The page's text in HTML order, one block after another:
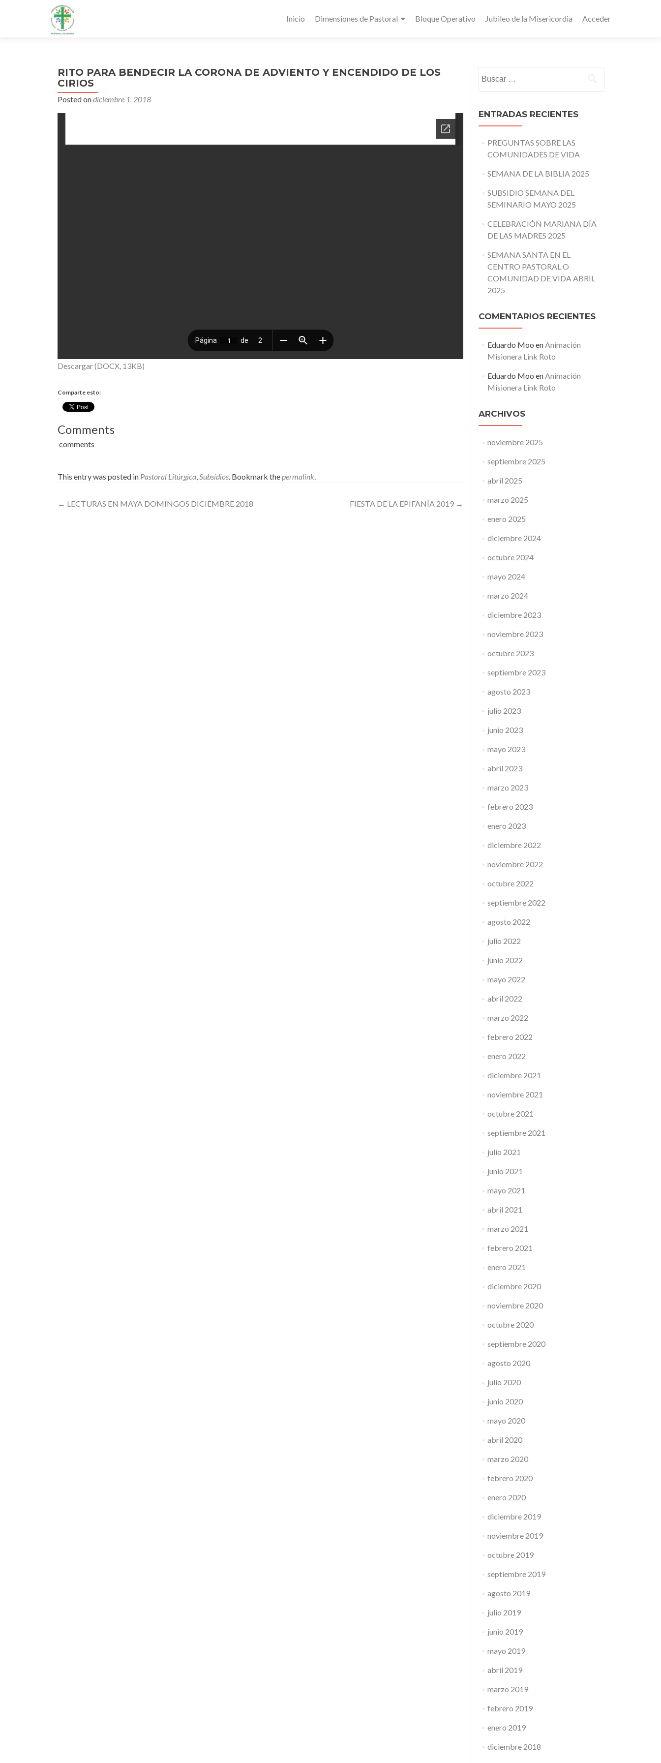
Inicio Dimensiones de Pastoral Bloque Operativo Jubileo de la Misericordia Acceder
RITO PARA BENDECIR LA CORONA DE ADVIENTO Y ENCENDIDO DE LOS
CIRIOS
Posted ondiciembre 1, 2018
Descargar (DOCX, 13KB)
Comparte esto:
Comments
comments
This entry was posted in Pastoral Litúrgica,Subsidios. Bookmark thepermalink.
Post
← LECTURAS EN MAYA DOMINGOS DICIEMBRE 2018 FIESTA DE LA EPIFANÍA 2019 →
ENTRADAS RECIENTES
PREGUNTAS SOBRE LAS
COMUNIDADES DE VIDA
SEMANA DE LA BIBLIA 2025
SUBSIDIO SEMANA DEL
SEMINARIO MAYO 2025
CELEBRACIÓN MARIANA DÍA
DE LAS MADRES 2025
SEMANA SANTA EN EL
CENTRO PASTORAL O
COMUNIDAD DE VIDA ABRIL
2025
COMENTARIOS RECIENTES
Eduardo Moo enAnimación
Misionera Link Roto
Eduardo Moo enAnimación
Misionera Link Roto
ARCHIVOS
noviembre 2025
septiembre 2025
abril 2025
marzo 2025
enero 2025
diciembre 2024
octubre 2024
mayo 2024
marzo 2024
diciembre 2023
noviembre 2023
octubre 2023
septiembre 2023
agosto 2023
julio 2023
junio 2023
mayo 2023
abril 2023
marzo 2023
febrero 2023
enero 2023
diciembre 2022
noviembre 2022
octubre 2022
septiembre 2022
agosto 2022
julio 2022
junio 2022
mayo 2022
abril 2022
marzo 2022
febrero 2022
enero 2022
diciembre 2021
noviembre 2021
octubre 2021
septiembre 2021
julio 2021
junio 2021
mayo 2021
abril 2021
marzo 2021
febrero 2021
enero 2021
diciembre 2020
noviembre 2020
octubre 2020
septiembre 2020
agosto 2020
julio 2020
junio 2020
mayo 2020
abril 2020
marzo 2020
febrero 2020
enero 2020
diciembre 2019
noviembre 2019
octubre 2019
septiembre 2019
agosto 2019
julio 2019
junio 2019
mayo 2019
abril 2019
marzo 2019
febrero 2019
enero 2019
diciembre 2018